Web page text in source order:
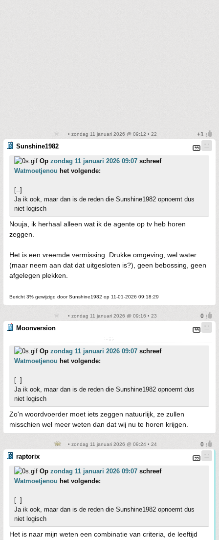
• zondag 11 januari 2026 @ 09:12 • 22
Sunshine1982
Op zondag 11 januari 2026 09:07 schreef
Watmoetjenou het volgende:
[..]
Ja ik ook, maar dan is de reden die Sunshine1982 opnoemt dus
niet logisch
Nouja, ik herhaal alleen wat ik de agente op tv heb horen
zeggen.
Het is een vreemde vermissing. Drukke omgeving, wel water
(maar neem aan dat dat uitgesloten is?), geen bebossing, geen
afgelegen plekken.
Bericht 3% gewijzigd door Sunshine1982 op 11-01-2026 09:18:29
• zondag 11 januari 2026 @ 09:16 • 23
Moonversion
:..;;;.
Op zondag 11 januari 2026 09:07 schreef
Watmoetjenou het volgende:
[..]
Ja ik ook, maar dan is de reden die Sunshine1982 opnoemt dus
niet logisch
Zo'n woordvoerder moet iets zeggen natuurlijk, ze zullen
misschien wel meer weten dan dat wij nu te horen krijgen.
• zondag 11 januari 2026 @ 09:24 • 24
raptorix
Op zondag 11 januari 2026 09:07 schreef
Watmoetjenou het volgende:
[..]
Ja ik ook, maar dan is de reden die Sunshine1982 opnoemt dus
niet logisch
Het is naar mijn weten een combinatie van criteria, de leeftijd